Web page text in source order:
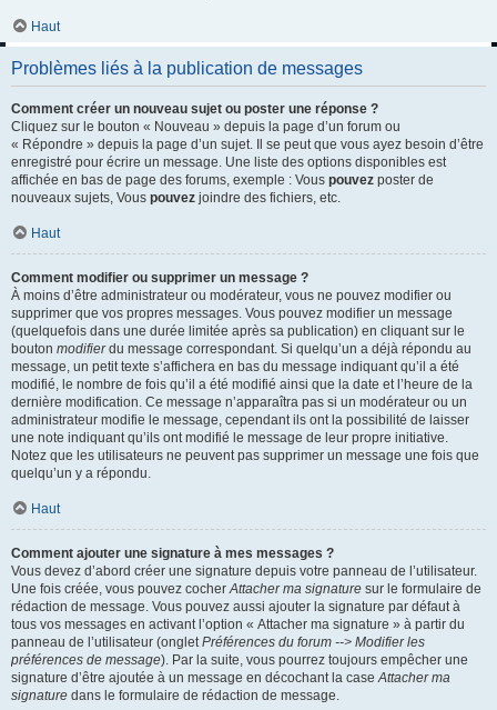
Haut
Problèmes liés à la publication de messages
Comment créer un nouveau sujet ou poster une réponse ?
Cliquez sur le bouton « Nouveau » depuis la page d’un forum ou
« Répondre » depuis la page d’un sujet. Il se peut que vous ayez besoin d’être
enregistré pour écrire un message. Une liste des options disponibles est
affichée en bas de page des forums, exemple : Vous pouvez poster de
nouveaux sujets, Vous pouvez joindre des fichiers, etc.
Haut
Comment modifier ou supprimer un message ?
À moins d’être administrateur ou modérateur, vous ne pouvez modifier ou
supprimer que vos propres messages. Vous pouvez modifier un message
(quelquefois dans une durée limitée après sa publication) en cliquant sur le
bouton modifierdu message correspondant. Si quelqu’un a déjà répondu au
message, un petit texte s’affichera en bas du message indiquant qu’il a été
modifié, le nombre de fois qu’il a été modifié ainsi que la date et l’heure de la
dernière modification. Ce message n’apparaîtra pas si un modérateur ou un
administrateur modifie le message, cependant ils ont la possibilité de laisser
une note indiquant qu’ils ont modifié le message de leur propre initiative.
Notez que les utilisateurs ne peuvent pas supprimer un message une fois que
quelqu’un y a répondu.
Haut
Comment ajouter une signature à mes messages ?
Vous devez d’abord créer une signature depuis votre panneau de l’utilisateur.
Une fois créée, vous pouvez cocher Attacher ma signature sur le formulaire de
rédaction de message. Vous pouvez aussi ajouter la signature par défaut à
tous vos messages en activant l’option « Attacher ma signature » à partir du
panneau de l’utilisateur (onglet Préférences du forum --> Modifier les
préférences de message). Par la suite, vous pourrez toujours empêcher une
signature d’être ajoutée à un message en décochant la case Attacher ma
signature dans le formulaire de rédaction de message.